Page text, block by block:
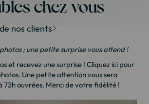
chez vous
nos clients
; une petite surprise vous attend !
et recevez une surprise ! Cliquez ici pour
Une petite attention vous sera
72h ouvrées. Merci de votre fidélité !